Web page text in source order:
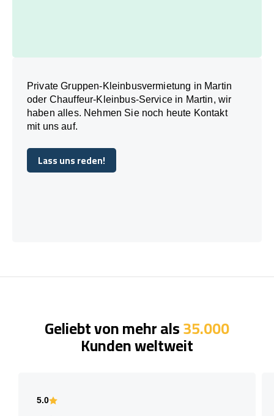
Private Gruppen-Kleinbusvermietung in Martin
oder Chauffeur-Kleinbus-Service in Martin, wir
haben alles. Nehmen Sie noch heute Kontakt
mit uns auf.
Lass uns reden!
Lass uns reden!
Geliebt von mehr als35.000
Kunden weltweit
5.0